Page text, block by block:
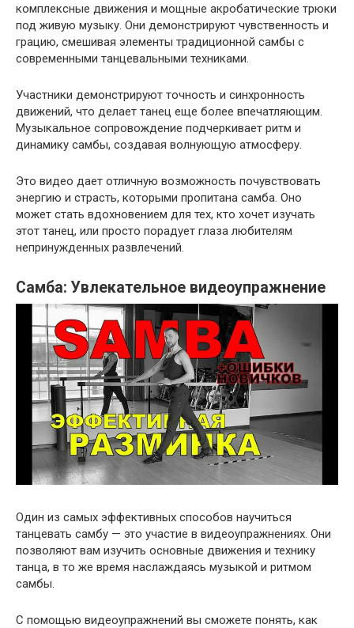
комплексные движения и мощные акробатические трюки
под живую музыку. Они демонстрируют чувственность и
грацию, смешивая элементы традиционной самбы с
современными танцевальными техниками.
Участники демонстрируют точность и синхронность
движений, что делает танец еще более впечатляющим.
Музыкальное сопровождение подчеркивает ритм и
динамику самбы, создавая волнующую атмосферу.
Это видео дает отличную возможность почувствовать
энергию и страсть, которыми пропитана самба. Оно
может стать вдохновением для тех, кто хочет изучать
этот танец, или просто порадует глаза любителям
непринужденных развлечений.
Самба: Увлекательное видеоупражнение
Один из самых эффективных способов научиться
танцевать самбу — это участие в видеоупражнениях. Они
позволяют вам изучить основные движения и технику
танца, в то же время наслаждаясь музыкой и ритмом
самбы.
С помощью видеоупражнений вы сможете понять, как